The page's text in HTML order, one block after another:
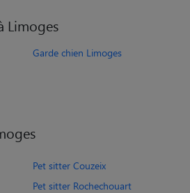
Limoges
Garde chien Limoges
Pet sitter Couzeix
Pet sitter Rochechouart